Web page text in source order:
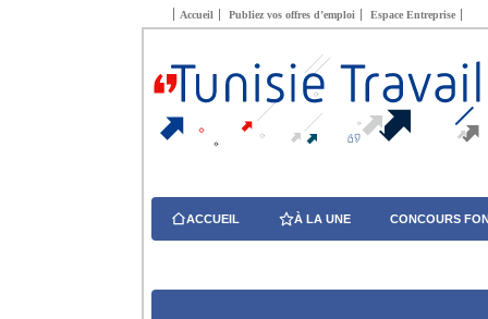
Accueil Publiez vos offres d’emploi Espace Entreprise
ACCUEIL À LA UNE CONCOURS